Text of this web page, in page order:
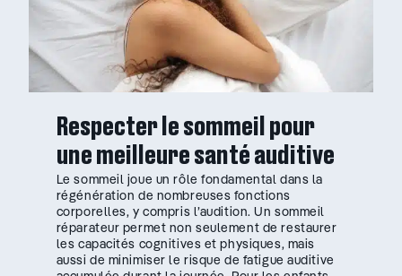
Respecter le sommeil pour
une meilleure santé auditive
Le sommeil joue un rôle fondamental dans la
régénération de nombreuses fonctions
corporelles, y compris l’audition. Un sommeil
réparateur permet non seulement de restaurer
les capacités cognitives et physiques, mais
aussi de minimiser le risque de fatigue auditive